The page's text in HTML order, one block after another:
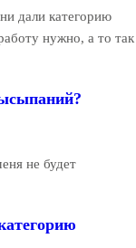
дали категорию
нужно, а то так
не будет